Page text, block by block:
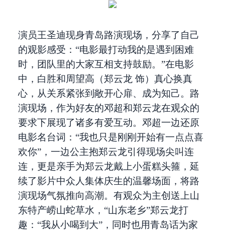
演员王圣迪现身青岛路演现场，分享了自己
的观影感受：“电影最打动我的是遇到困难
时，团队里的大家互相支持鼓励。”在电影
中，白胜和周望高（郑云龙 饰）真心换真
心，从关系紧张到敞开心扉、成为知己。路
演现场，作为好友的邓超和郑云龙在观众的
要求下展现了诸多有爱互动。邓超一边还原
电影名台词：“我也只是刚刚开始有一点点喜
欢你”，一边公主抱郑云龙引得现场尖叫连
连，更是亲手为郑云龙戴上小蛋糕头箍，延
续了影片中众人集体庆生的温馨场面，将路
演现场气氛推向高潮。有观众为主创送上山
东特产崂山蛇草水，“山东老乡”郑云龙打
趣：“我从小喝到大”，同时也用青岛话为家